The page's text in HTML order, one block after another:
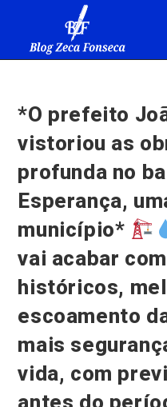
*O prefeito
vistoriou as
profunda no
Esperança,
município*
vai acabar
históricos,
escoamento
mais
vida, com
antes do